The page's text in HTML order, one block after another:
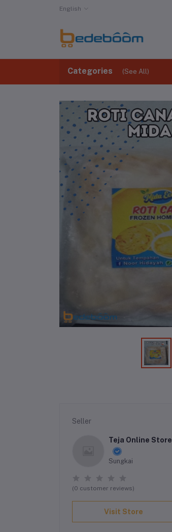
English
Categories (See All)
Seller
Teja Online Store
Sungkai
(0 customer reviews)
Visit Store